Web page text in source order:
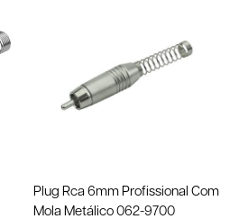
Plug Rca 6mm Profissional Com
Mola Metálico 062-9700